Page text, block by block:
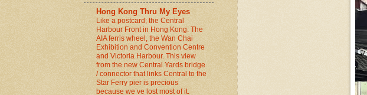
Hong Kong Thru My Eyes
Like a postcard; the Central
Harbour Front in Hong Kong. The
AIA ferris wheel, the Wan Chai
Exhibition and Convention Centre
and Victoria Harbour. This view
from the new Central Yards bridge
/ connector that links Central to the
Star Ferry pier is precious
because we’ve lost most of it.